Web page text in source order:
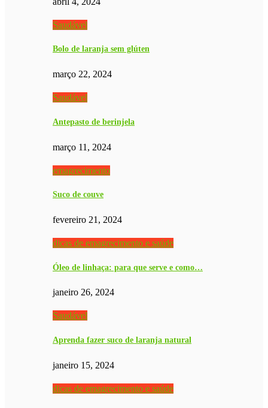
Saudável
Bolo de laranja sem glúten
março 22, 2024
Saudável
Antepasto de berinjela
março 11, 2024
emagrecimento
Suco de couve
fevereiro 21, 2024
dicas de emagrecimento e saúde
Óleo de linhaça: para que serve e como…
janeiro 26, 2024
Saudável
Aprenda fazer suco de laranja natural
janeiro 15, 2024
dicas de emagrecimento e saúde